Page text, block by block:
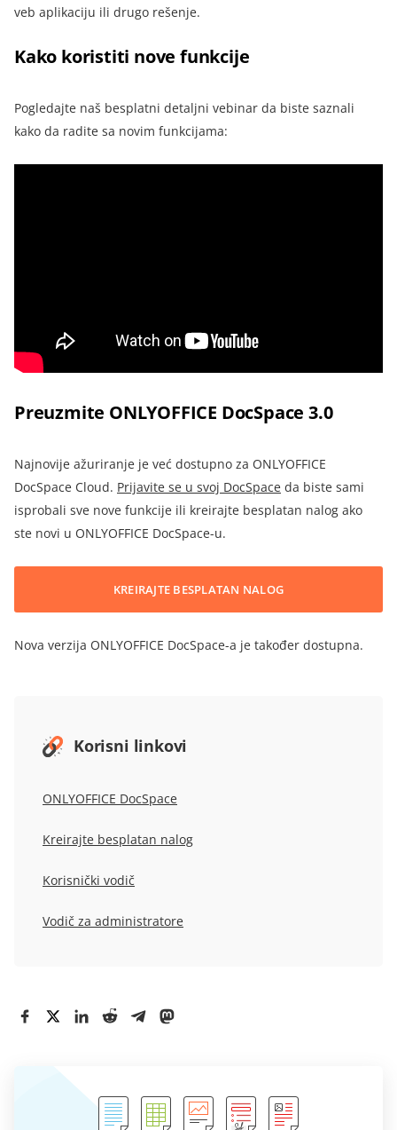
veb aplikaciju ili drugo rešenje.
Kako koristiti nove funkcije
Pogledajte naš besplatni detaljni vebinar da biste saznali
kako da radite sa novim funkcijama:
Preuzmite ONLYOFFICE DocSpace 3.0
Najnovije ažuriranje je već dostupno za ONLYOFFICE
DocSpace Cloud. Prijavite se u svoj DocSpace da biste sami
isprobali sve nove funkcije ili kreirajte besplatan nalog ako
ste novi u ONLYOFFICE DocSpace-u.
KREIRAJTE BESPLATAN NALOG
Nova verzija ONLYOFFICE DocSpace-a je također dostupna.
Korisni linkovi
ONLYOFFICE DocSpace
Kreirajte besplatan nalog
Korisnički vodič
Vodič za administratore